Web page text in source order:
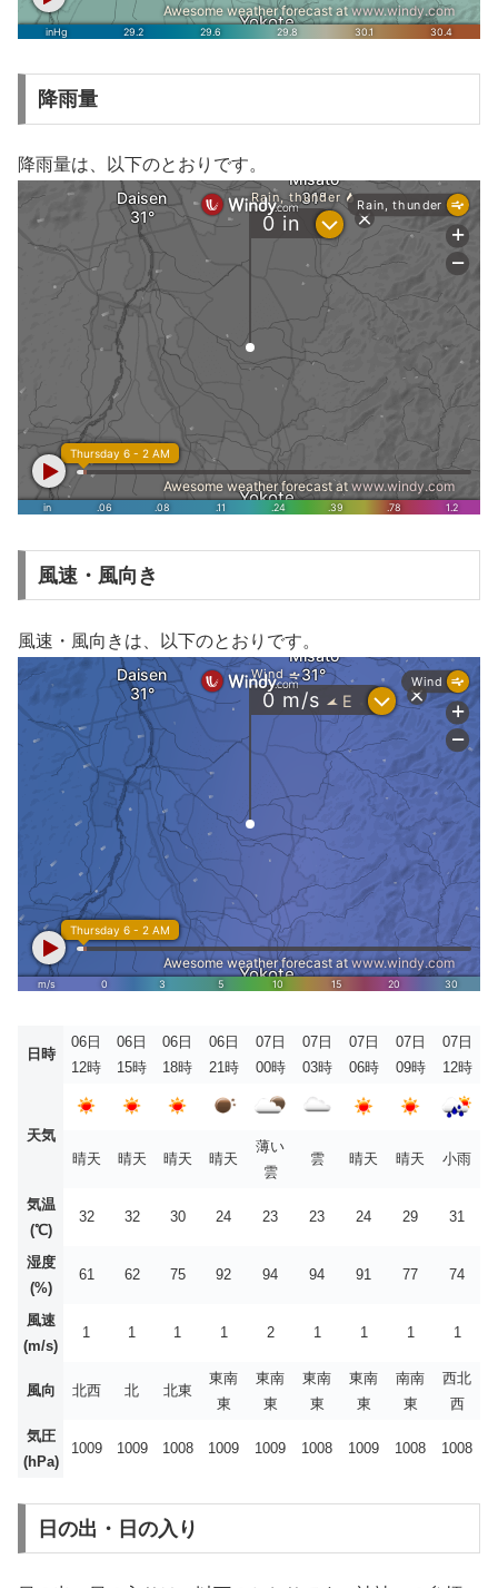
降雨量
降雨量は、以下のとおりです。
風速・風向き
風速・風向きは、以下のとおりです。
日時
06日
12時
06日
15時
06日
18時
06日
21時
07日
00時
07日
03時
07日
06時
07日
09時
07日
12時
天気
晴天
晴天 晴天 晴天
薄い
雲
雲 晴天 晴天 小雨
気温
(℃)
32 32 30 24 23 23 24 29 31
湿度
(%)
61 62 75 92 94 94 91 77 74
風速
(m/s)
1 1 1 1 2 1 1 1 1
風向 北西 北 北東
東南
東
東南
東
東南
東
東南
東
南南
東
西北
西
気圧
(hPa)
1009 1009 1008 1009 1009 1008 1009 1008 1008
日の出・日の入り